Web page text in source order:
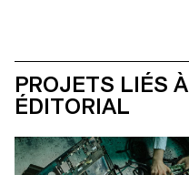
PROJETS LIÉS À
ÉDITORIAL